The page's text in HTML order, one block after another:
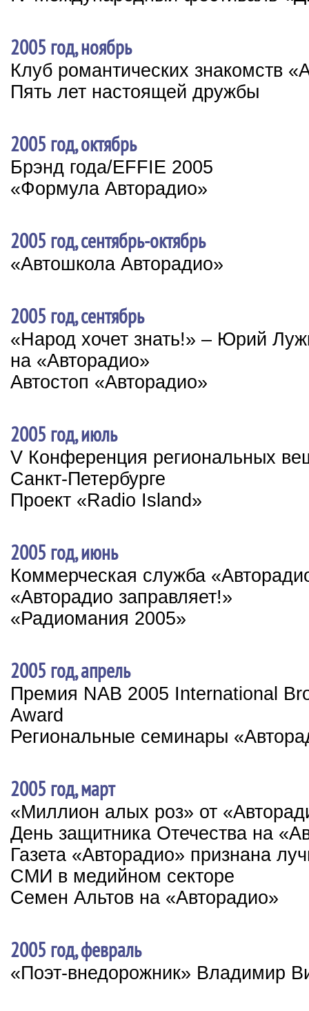
2005 год, ноябрь
Клуб романтических знакомств
Пять лет настоящей дружбы
2005 год, октябрь
Брэнд года/EFFIE 2005
«Формула Авторадио»
2005 год, сентябрь-октябрь
«Автошкола Авторадио»
2005 год, сентябрь
«Народ хочет знать!» – Юрий
на «Авторадио»
Автостоп «Авторадио»
2005 год, июль
V Конференция региональных
Санкт-Петербурге
Проект «Radio Island»
2005 год, июнь
Коммерческая служба
«Авторадио заправляет!»
«Радиомания 2005»
2005 год, апрель
Премия NAB 2005 International
Award
Региональные семинары
2005 год, март
«Миллион алых роз» от
День защитника Отечества на
Газета «Авторадио» признана
СМИ в медийном секторе
Семен Альтов на «Авторадио»
2005 год, февраль
«Поэт-внедорожник» Владимир